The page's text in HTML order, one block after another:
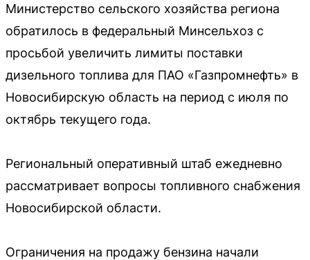
Министерство сельского хозяйства региона
обратилось в федеральный Минсельхоз с
просьбой увеличить лимиты поставки
дизельного топлива для ПАО «Газпромнефть» в
Новосибирскую область на период с июля по
октябрь текущего года.
Региональный оперативный штаб ежедневно
рассматривает вопросы топливного снабжения
Новосибирской области.
Ограничения на продажу бензина начали